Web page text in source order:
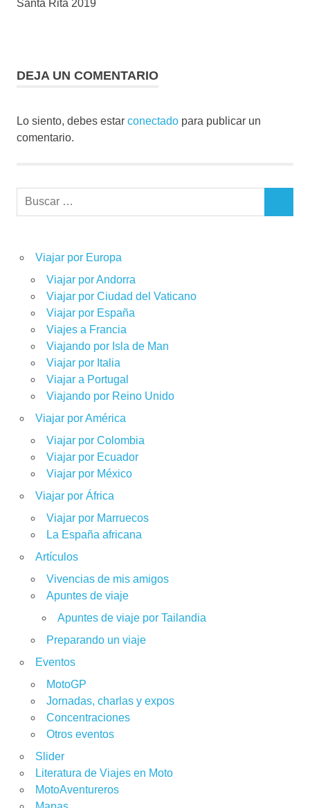
Santa Rita 2019
DEJA UN COMENTARIO
Lo siento, debes estar conectado para publicar un
comentario.
Buscar:
Viajar por Europa
Viajar por Andorra
Viajar por Ciudad del Vaticano
Viajar por España
Viajes a Francia
Viajando por Isla de Man
Viajar por Italia
Viajar a Portugal
Viajando por Reino Unido
Viajar por América
Viajar por Colombia
Viajar por Ecuador
Viajar por México
Viajar por África
Viajar por Marruecos
La España africana
Artículos
Vivencias de mis amigos
Apuntes de viaje
Apuntes de viaje por Tailandia
Preparando un viaje
Eventos
MotoGP
Jornadas, charlas y expos
Concentraciones
Otros eventos
Slider
Literatura de Viajes en Moto
MotoAventureros